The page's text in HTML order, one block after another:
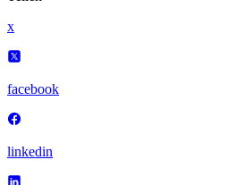
x
facebook
linkedin